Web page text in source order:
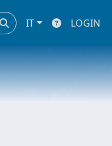
IT LOGIN